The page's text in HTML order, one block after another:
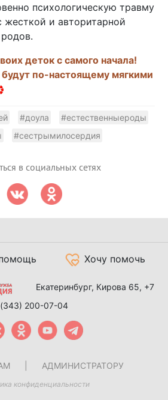
психологическую травму
жесткой и авторитарной
деток с самого начала!
по-настоящему мягкими
#доула
#естественныероды
#сестрымилосердия
в социальных сетях
Хочу помочь
Екатеринбург, Кирова 65, +7
(343) 200-07-04
АДМИНИСТРАТОРУ
конфиденциальности